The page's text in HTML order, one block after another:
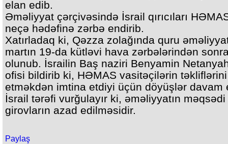
elan edib.
Əməliyyat çərçivəsində İsrail qırıcıları
neçə hədəfinə zərbə endirib.
Xatırladaq ki, Qəzza zolağında quru
martın 19-da kütləvi hava zərbələrindən
olunub. İsrailin Baş naziri Benyamin
ofisi bildirib ki, HƏMAS vasitəçilərin
etməkdən imtina etdiyi üçün döyüşlər davam
İsrail tərəfi vurğulayır ki, əməliyyatın məqsədi
girovların azad edilməsidir.
Paylaş